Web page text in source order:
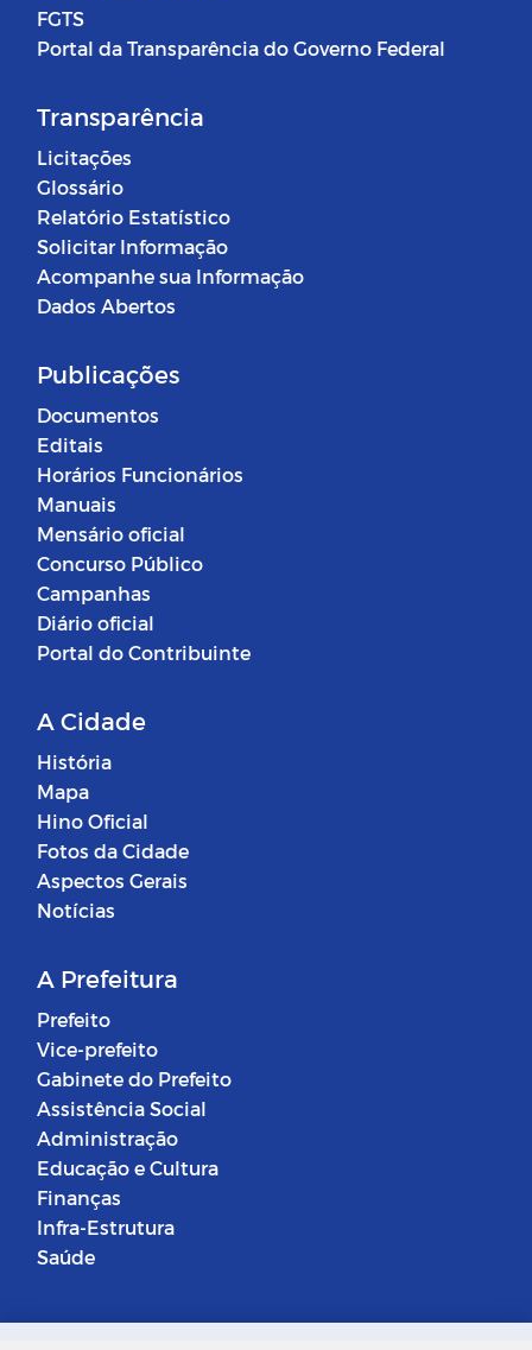
FGTS
Portal da Transparência do Governo Federal
Transparência
Licitações
Glossário
Relatório Estatístico
Solicitar Informação
Acompanhe sua Informação
Dados Abertos
Publicações
Documentos
Editais
Horários Funcionários
Manuais
Mensário oficial
Concurso Público
Campanhas
Diário oficial
Portal do Contribuinte
A Cidade
História
Mapa
Hino Oficial
Fotos da Cidade
Aspectos Gerais
Notícias
A Prefeitura
Prefeito
Vice-prefeito
Gabinete do Prefeito
Assistência Social
Administração
Educação e Cultura
Finanças
Infra-Estrutura
Saúde